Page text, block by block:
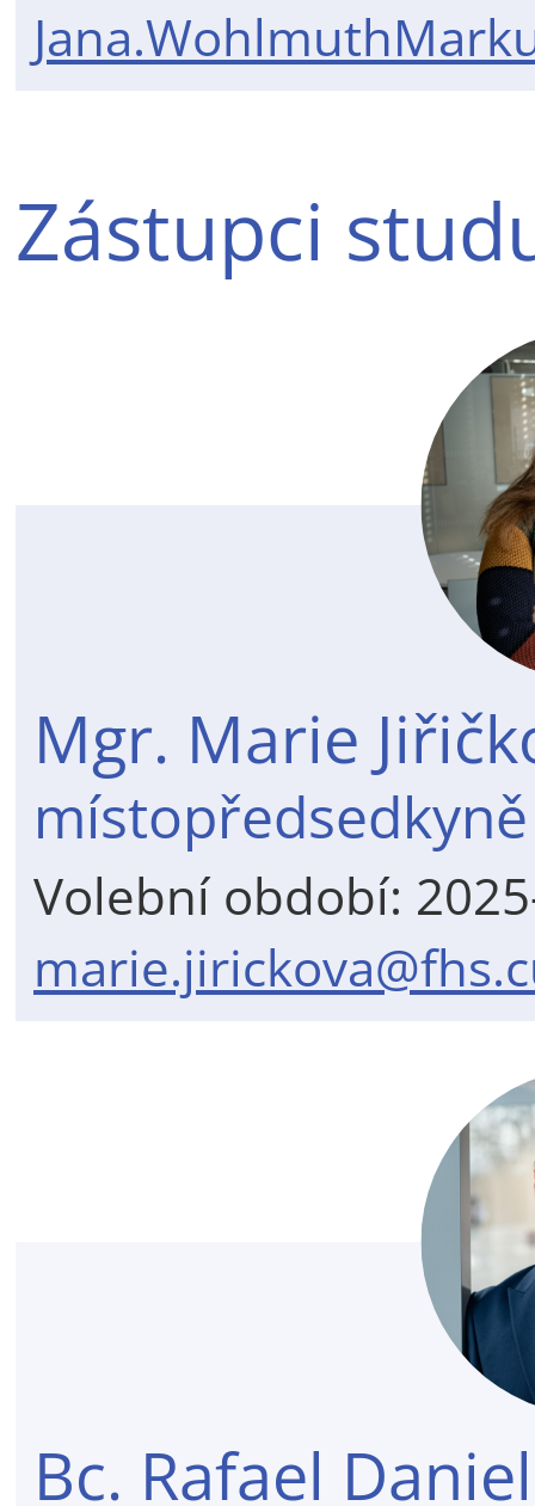
Zástupci
Mgr. Marie
Volební období:
Bc. Rafael